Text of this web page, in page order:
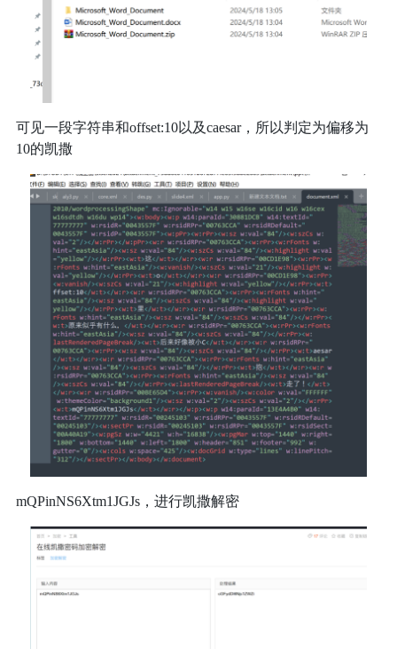
可见一段字符串和offset:10以及caesar，所以判定为偏移为
10的凯撒
mQPinNS6Xtm1JGJs，进行凯撒解密